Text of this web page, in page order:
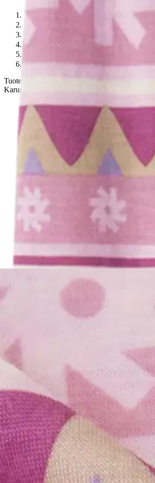
Muoti
Lasten vaatteet
Reima lasten villa-aluskerrasto Taitoa
Tuotekuvat- ja videot
Ohita tuotekuvat
Karusellin pikakuvakkeet